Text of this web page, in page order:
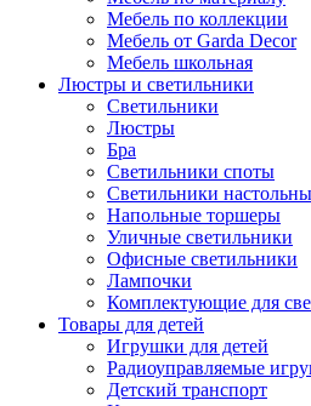
Мебель по коллекции
Мебель от Garda Decor
Мебель школьная
Люстры и светильники
Светильники
Люстры
Бра
Светильники споты
Светильники
Напольные торшеры
Уличные светильники
Офисные светильники
Лампочки
Комплектующие для
Товары для детей
Игрушки для детей
Радиоуправляемые
Детский транспорт